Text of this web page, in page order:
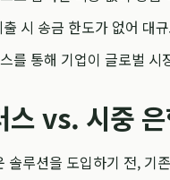
시 송금 한도가 없어 대
를 통해 기업이 글로벌
스 vs. 시중
솔루션을 도입하기 전, 기